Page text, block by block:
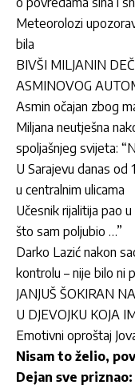
Meteorolozi
bila
BIVŠI MILJANIN
ASMINOVOG
Asmin očajan zbog
Miljana neutješna
spoljašnjeg svijeta:
U Sarajevu danas od
u centralnim ulicama
Učesnik rijalitija pao
što sam poljubio …”
Darko Lazić nakon
kontrolu – nije bilo ni
JANJUŠ ŠOKIRAN
U DJEVOJKU KOJA
Emotivni oproštaj
Nisam to želio,
Dejan sve